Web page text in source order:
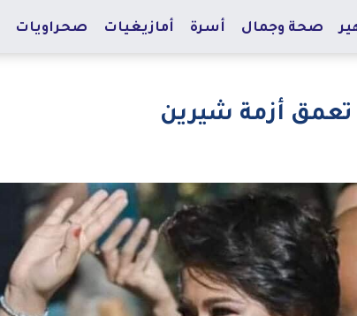
صحة وجمال أسرة أمازيغيات صحراويات
تعمق أزمة شيرين